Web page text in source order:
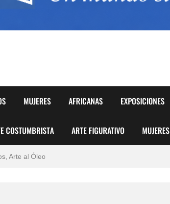
MUJERES AFRICANAS EXPOSICIONES
COSTUMBRISTA ARTE FIGURATIVO MUJERES
Imágenes
Arte al Óleo